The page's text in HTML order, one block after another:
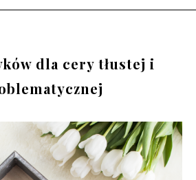
dla cery tłustej i